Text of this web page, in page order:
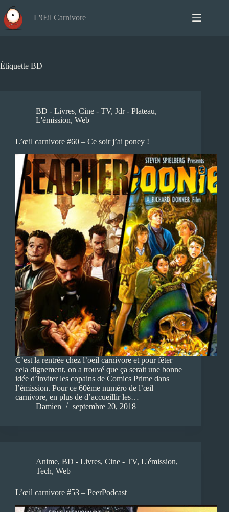
au
contenu
L'Œil Carnivore
Étiquette BD
BD - Livres, Cine - TV, Jdr - Plateau,
L'émission, Web
L’œil carnivore #60 – Ce soir j’ai poney !
C’est la rentrée chez l’oeil carnivore et pour fêter
cela dignement, on a trouvé que ça serait une bonne
idée d’inviter les copains de Comics Prime dans
l’émission. Pour ce 60ème numéro de l’œil
carnivore, en plus de d’accueillir les…
Damien
septembre 20, 2018
Anime, BD - Livres, Cine - TV, L'émission,
Tech, Web
L’œil carnivore #53 – PeerPodcast